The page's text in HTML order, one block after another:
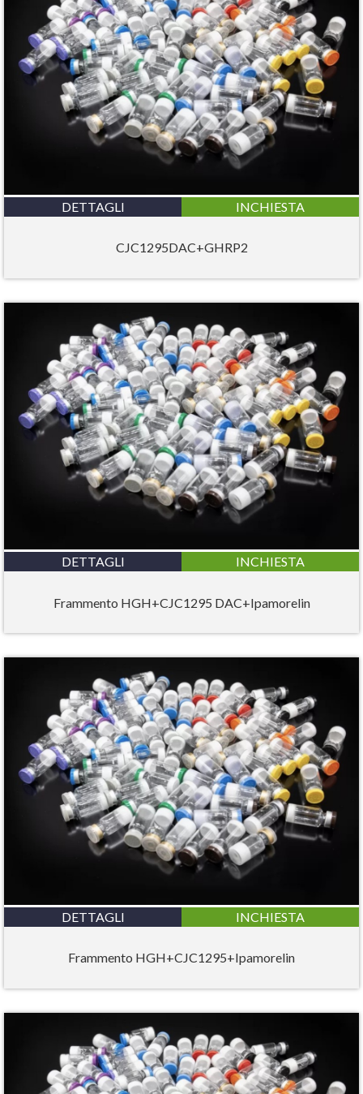
DETTAGLI INCHIESTA
CJC1295DAC+GHRP2
DETTAGLI INCHIESTA
Frammento HGH+CJC1295 DAC+Ipamorelin
DETTAGLI INCHIESTA
Frammento HGH+CJC1295+Ipamorelin